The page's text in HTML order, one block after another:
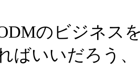
のビジネス
ばいいだろう